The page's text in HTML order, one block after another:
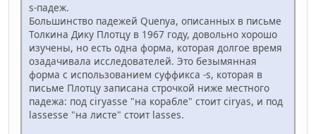
s-падеж.
Большинство падежей Quenya, описанных в письме
Толкина Дику Плотцу в 1967 году, довольно хорошо
изучены, но есть одна форма, которая долгое время
озадачивала исследователей. Это безымянная
форма с использованием суффикса -s, которая в
письме Плотцу записана строчкой ниже местного
падежа: под ciryasse "на корабле" стоит ciryas, и под
lassesse "на листе" стоит lasses.